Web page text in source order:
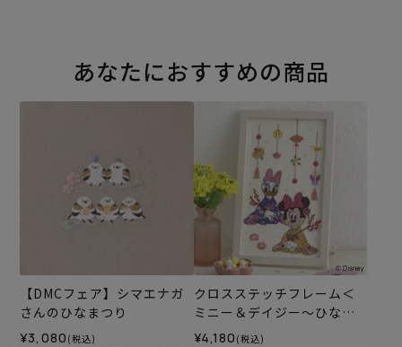
あなたにおすすめの商品
【DMCフェア】シマエナガ
さんのひなまつり
¥3,080 (税込)
クロスステッチフレーム＜
ミニー＆デイジー～ひなま
つり～＞
¥4,180 (税込)